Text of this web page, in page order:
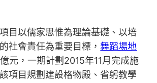
目以儒家思惟為理論基礎、以培
社會責任為重要目標， 舞蹈場地
元，一期計劃2015年11月完成施
項目規劃建設格物殿、省躬教學